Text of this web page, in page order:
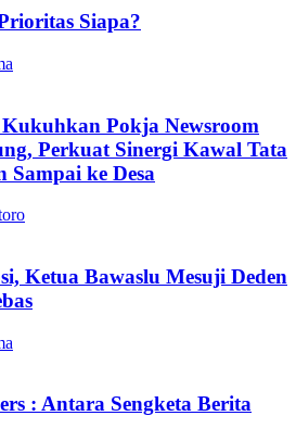
Siapa?
Pokja Newsroom
Perkuat Sinergi Kawal Tata
Sampai ke Desa
Ketua Bawaslu Mesuji Deden
: Antara Sengketa Berita